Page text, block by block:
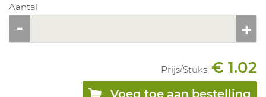
Aantal
Prijs/Stuks: € 1.02
Voeg toe aan bestelling